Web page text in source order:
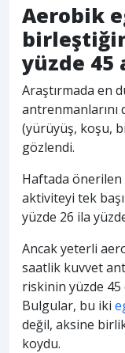
Aerobik
yüzde 45
Araştırmada en
(yürüyüş, koşu,
gözlendi.
Haftada önerilen
aktiviteyi tek
yüzde 26 ila
Ancak yeterli
saatlik kuvvet
riskinin yüzde
Bulgular, bu iki
değil, aksine
koydu.